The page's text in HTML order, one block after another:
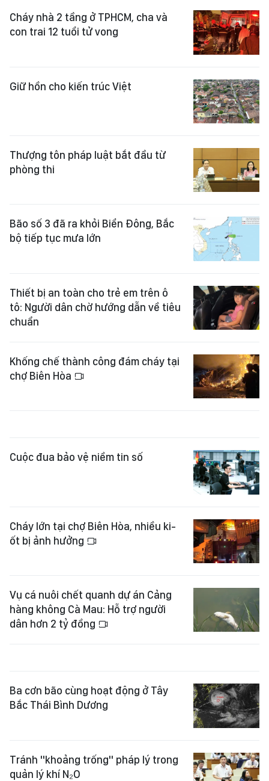
Cháy nhà 2 tầng ở TPHCM, cha và
con trai 12 tuổi tử vong
Giữ hồn cho kiến trúc Việt
Thượng tôn pháp luật bắt đầu từ
phòng thi
Bão số 3 đã ra khỏi Biển Đông, Bắc
bộ tiếp tục mưa lớn
Thiết bị an toàn cho trẻ em trên ô
tô: Người dân chờ hướng dẫn về tiêu
chuẩn
Khống chế thành công đám cháy tại
chợ Biên Hòa
Cuộc đua bảo vệ niềm tin số
Cháy lớn tại chợ Biên Hòa, nhiều ki-
ốt bị ảnh hưởng
Vụ cá nuôi chết quanh dự án Cảng
hàng không Cà Mau: Hỗ trợ người
dân hơn 2 tỷ đồng
Ba cơn bão cùng hoạt động ở Tây
Bắc Thái Bình Dương
Tránh "khoảng trống" pháp lý trong
quản lý khí N₂O